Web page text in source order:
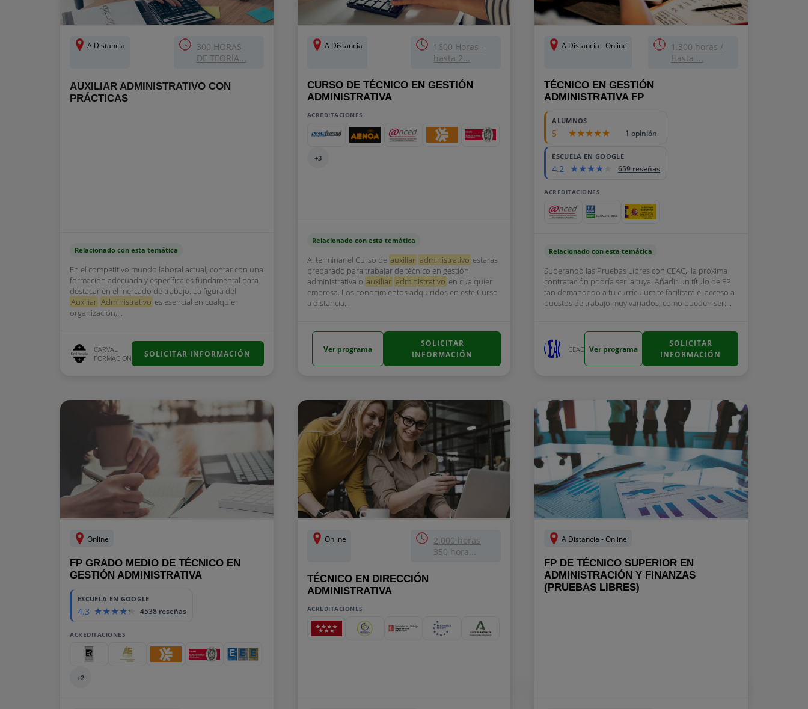
A Distancia
300 HORAS
DE TEORÍA...
AUXILIAR ADMINISTRATIVO CON
PRÁCTICAS
Relacionado con esta temática
En el competitivo mundo laboral actual, contar con una
formación adecuada y específica es fundamental para
destacar en el mercado de trabajo. La figura del
Auxiliar Administrativo es esencial en cualquier
organización,...
CARVAL
FORMACION
SOLICITAR INFORMACIÓN
A Distancia
1600 Horas -
hasta 2...
CURSO DE TÉCNICO EN GESTIÓN
ADMINISTRATIVA
ACREDITACIONES
+3
Relacionado con esta temática
Al terminar el Curso de auxiliar administrativo estarás
preparado para trabajar de técnico en gestión
administrativa o auxiliar administrativo en cualquier
empresa. Los conocimientos adquiridos en este Curso
a distancia...
Ver programa
SOLICITAR
INFORMACIÓN
A Distancia - Online
1.300 horas /
Hasta ...
TÉCNICO EN GESTIÓN
ADMINISTRATIVA FP
ALUMNOS
5 1 opinión
ESCUELA EN GOOGLE
4.2 659 reseñas
ACREDITACIONES
Relacionado con esta temática
Superando las Pruebas Libres con CEAC, ¡la próxima
contratación podría ser la tuya! Añadir un título de FP
tan demandado a tu currículum te facilitará el acceso a
puestos de trabajo muy variados, como pueden ser:...
CEAC Ver programa
SOLICITAR
INFORMACIÓN
Online
FP GRADO MEDIO DE TÉCNICO EN
GESTIÓN ADMINISTRATIVA
ESCUELA EN GOOGLE
4.3 4538 reseñas
ACREDITACIONES
+2
Online
2.000 horas
350 hora...
TÉCNICO EN DIRECCIÓN
ADMINISTRATIVA
ACREDITACIONES
A Distancia - Online
FP DE TÉCNICO SUPERIOR EN
ADMINISTRACIÓN Y FINANZAS
(PRUEBAS LIBRES)